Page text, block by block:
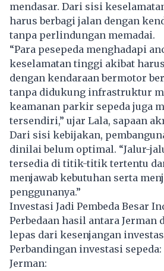
mendasar. Dari sisi
harus berbagi jalan dengan
tanpa perlindungan memadai.
“Para pesepeda menghadapi
keselamatan tinggi akibat
dengan kendaraan bermotor
tanpa didukung infrastruktur
keamanan parkir sepeda juga
tersendiri,” ujar Lala, sapaan
Dari sisi kebijakan,
dinilai belum optimal. “Jalur-
tersedia di titik-titik tertentu
menjawab kebutuhan serta
penggunanya.”
Investasi Jadi Pembeda Besar
Perbedaan hasil antara Jerman
lepas dari kesenjangan
Perbandingan investasi sepeda:
Jerman: